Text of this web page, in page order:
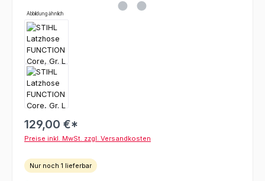
Abbildung ähnlich
129,00 €*
Preise inkl. MwSt. zzgl. Versandkosten
Nur noch 1 lieferbar